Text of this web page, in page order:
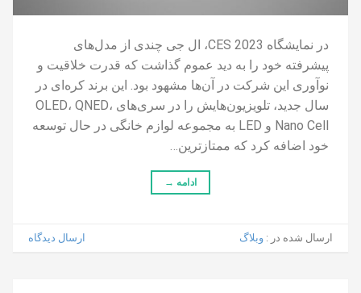
در نمایشگاه CES 2023، ال جی چندی از مدل‌های
پیشرفته خود را به دید عموم گذاشت که قدرت خلاقیت و
نوآوری این شرکت در آن‌ها مشهود بود. این برند کره‌ای در
سال جدید، تلویزیون‌هایش را در سری‌های OLED، QNED،
Nano Cell و LED به مجموعه لوازم خانگی در حال توسعه
خود اضافه کرد که ممتازترین…
ادامه →
ارسال شده در :وبلاگ ارسال دیدگاه